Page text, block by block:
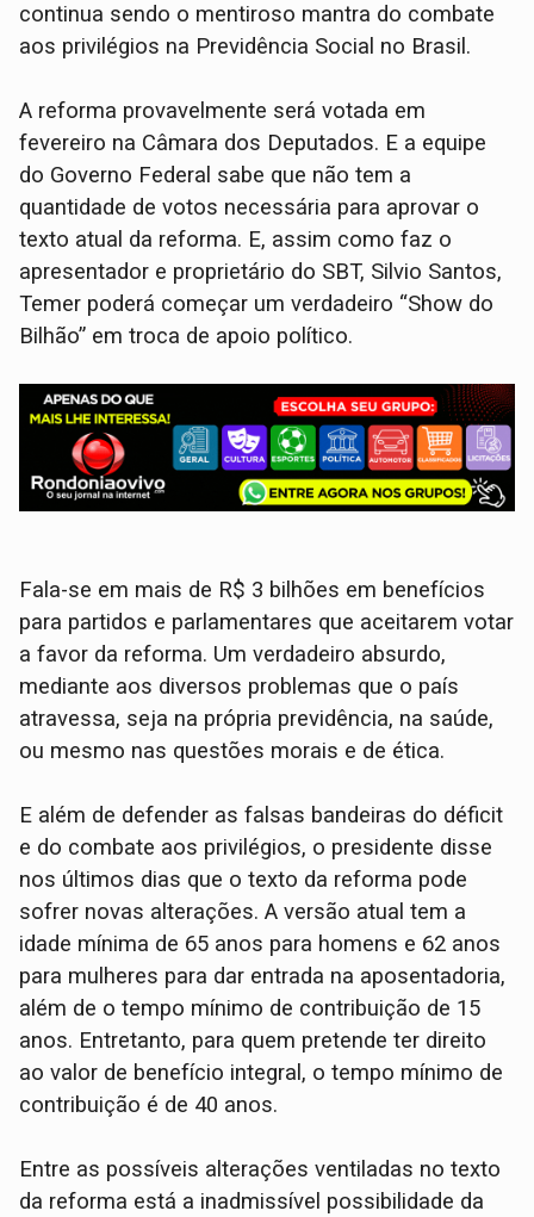
continua sendo o mentiroso mantra do combate
aos privilégios na Previdência Social no Brasil.
A reforma provavelmente será votada em
fevereiro na Câmara dos Deputados. E a equipe
do Governo Federal sabe que não tem a
quantidade de votos necessária para aprovar o
texto atual da reforma. E, assim como faz o
apresentador e proprietário do SBT, Silvio Santos,
Temer poderá começar um verdadeiro “Show do
Bilhão” em troca de apoio político.
Fala-se em mais de R$ 3 bilhões em benefícios
para partidos e parlamentares que aceitarem votar
a favor da reforma. Um verdadeiro absurdo,
mediante aos diversos problemas que o país
atravessa, seja na própria previdência, na saúde,
ou mesmo nas questões morais e de ética.
E além de defender as falsas bandeiras do déficit
e do combate aos privilégios, o presidente disse
nos últimos dias que o texto da reforma pode
sofrer novas alterações. A versão atual tem a
idade mínima de 65 anos para homens e 62 anos
para mulheres para dar entrada na aposentadoria,
além de o tempo mínimo de contribuição de 15
anos. Entretanto, para quem pretende ter direito
ao valor de benefício integral, o tempo mínimo de
contribuição é de 40 anos.
Entre as possíveis alterações ventiladas no texto
da reforma está a inadmissível possibilidade da